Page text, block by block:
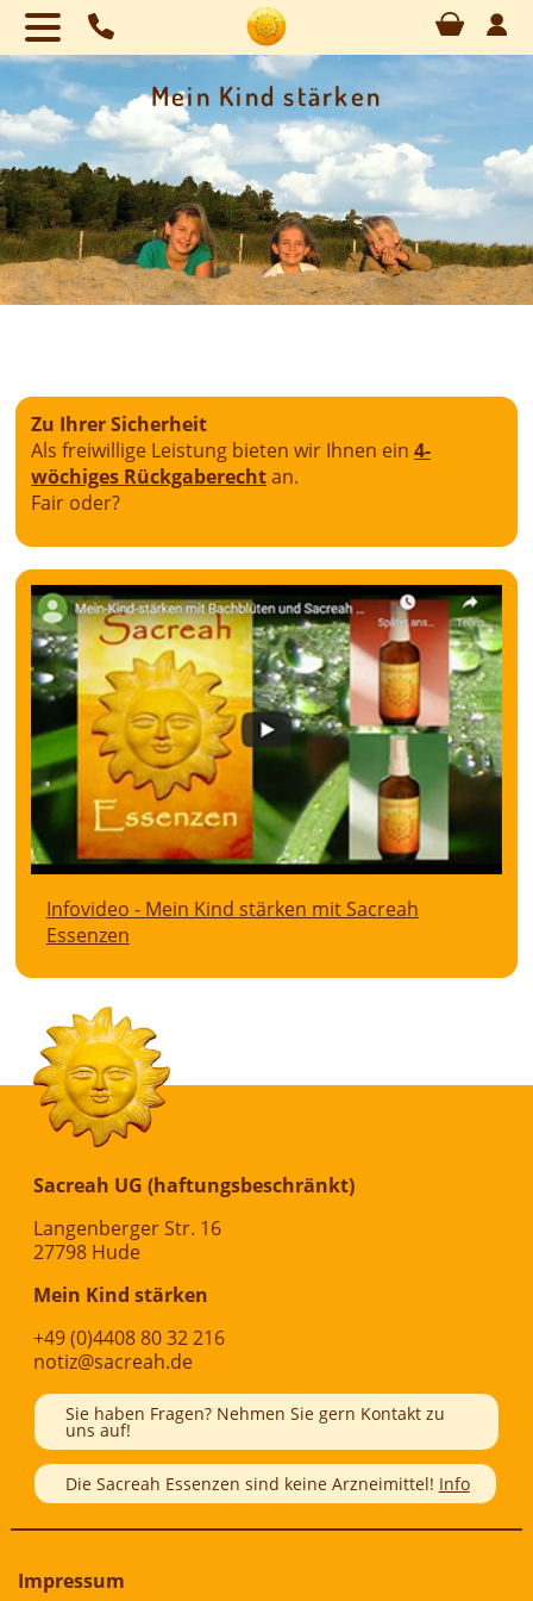
Mein Kind stärken
Zu Ihrer Sicherheit
Als freiwillige Leistung bieten wir Ihnen ein4-
wöchiges Rückgaberechtan.
Fair oder?
Infovideo - Mein Kind stärken mit Sacreah
Essenzen
Sacreah UG (haftungsbeschränkt)
Langenberger Str. 16
27798 Hude
Mein Kind stärken
+49 (0)4408 80 32 216
notiz@sacreah.de
Sie haben Fragen? Nehmen Sie gern Kontakt zu
uns auf!
Die Sacreah Essenzen sind keine Arzneimittel! Info
Impressum